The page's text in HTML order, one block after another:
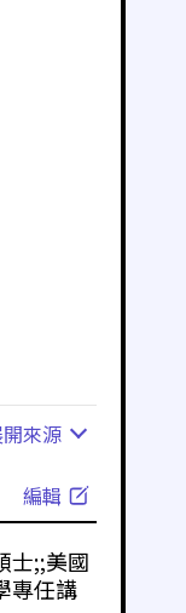
來源
編輯
士;;美國
專任講